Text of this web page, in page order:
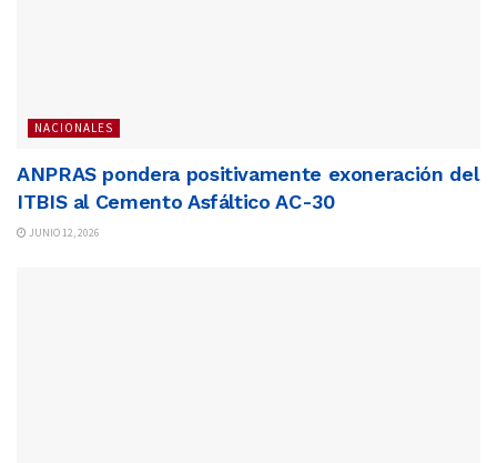
NACIONALES
ANPRAS pondera positivamente exoneración del
ITBIS al Cemento Asfáltico AC-30
JUNIO 12, 2026